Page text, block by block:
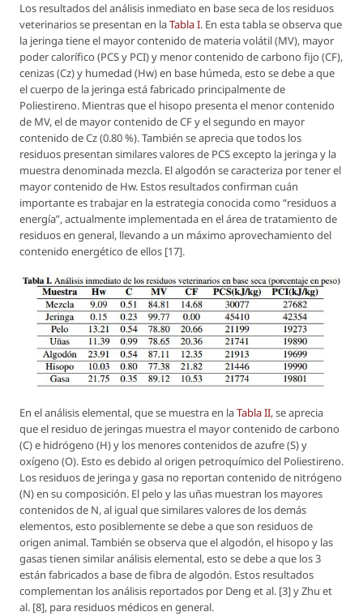
Los resultados del análisis inmediato en base seca de los residuos
veterinarios se presentan en laTabla I. En esta tabla se observa que
la jeringa tiene el mayor contenido de materia volátil (MV), mayor
poder calorífico (PCS y PCI) y menor contenido de carbono fijo (CF),
cenizas (Cz) y humedad (Hw) en base húmeda, esto se debe a que
el cuerpo de la jeringa está fabricado principalmente de
Poliestireno. Mientras que el hisopo presenta el menor contenido
de MV, el de mayor contenido de CF y el segundo en mayor
contenido de Cz (0.80 %). También se aprecia que todos los
residuos presentan similares valores de PCS excepto la jeringa y la
muestra denominada mezcla. El algodón se caracteriza por tener el
mayor contenido de Hw. Estos resultados confirman cuán
importante es trabajar en la estrategia conocida como “residuos a
energía”, actualmente implementada en el área de tratamiento de
residuos en general, llevando a un máximo aprovechamiento del
contenido energético de ellos [17].
En el análisis elemental, que se muestra en laTabla II, se aprecia
que el residuo de jeringas muestra el mayor contenido de carbono
(C) e hidrógeno (H) y los menores contenidos de azufre (S) y
oxígeno (O). Esto es debido al origen petroquímico del Poliestireno.
Los residuos de jeringa y gasa no reportan contenido de nitrógeno
(N) en su composición. El pelo y las uñas muestran los mayores
contenidos de N, al igual que similares valores de los demás
elementos, esto posiblemente se debe a que son residuos de
origen animal. También se observa que el algodón, el hisopo y las
gasas tienen similar análisis elemental, esto se debe a que los 3
están fabricados a base de fibra de algodón. Estos resultados
complementan los análisis reportados por Deng etal. [3] y Zhu et
al. [8], para residuos médicos en general.